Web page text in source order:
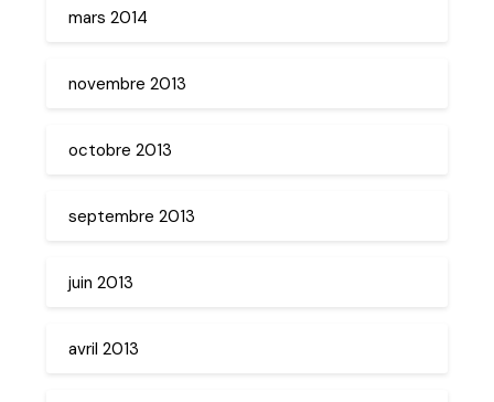
mars 2014
novembre 2013
octobre 2013
septembre 2013
juin 2013
avril 2013